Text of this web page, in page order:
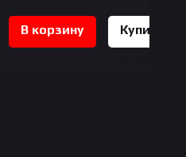
В корзину
Купить